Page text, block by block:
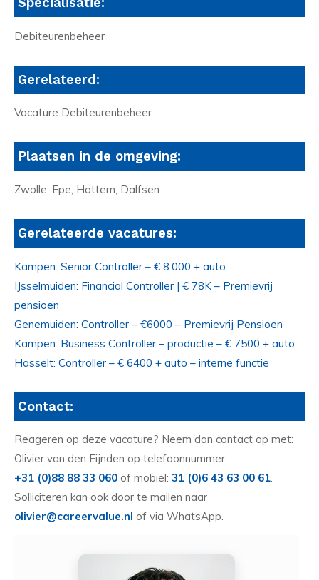
Debiteurenbeheer
Gerelateerd:
Vacature Debiteurenbeheer
Plaatsen in de omgeving:
Zwolle, Epe, Hattem, Dalfsen
Gerelateerde vacatures:
Kampen: Senior Controller – € 8.000 + auto
IJsselmuiden: Financial Controller | € 78K – Premievrij
pensioen
Genemuiden: Controller – €6000 – Premievrij Pensioen
Kampen: Business Controller – productie – € 7500 + auto
Hasselt: Controller – € 6400 + auto – interne functie
Contact:
Reageren op deze vacature? Neem dan contact op met:
Olivier van den Eijnden op telefoonnummer:
+31 (0)88 88 33 060 of mobiel: 31 (0)6 43 63 00 61.
Solliciteren kan ook door te mailen naar
olivier@careervalue.nl of via WhatsApp.